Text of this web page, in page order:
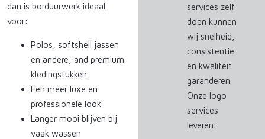
dan is borduurwerk ideaal
voor:
Polos, softshell jassen
en andere, and premium
kledingstukken
Een meer luxe en
professionele look
Langer mooi blijven bij
vaak wassen
services zelf
doen kunnen
wij snelheid,
consistentie
en kwaliteit
garanderen.
Onze logo
services
leveren: